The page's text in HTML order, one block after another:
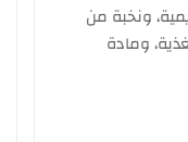
ونخبة من
ومادة